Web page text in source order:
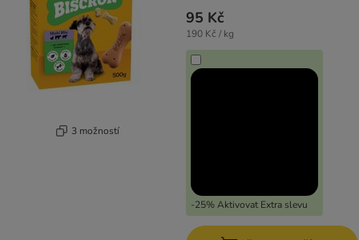
3 možností
95 Kč
190 Kč / kg
-25% Aktivovat Extra slevu